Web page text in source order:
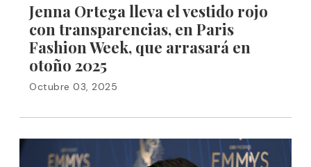
Jenna Ortega lleva el vestido rojo
con transparencias, en Paris
Fashion Week, que arrasará en
otoño 2025
Octubre 03, 2025